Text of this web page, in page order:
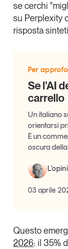
Tendenze è il
modo
consumo e
GS1 Italy
GS1 Italy
se cerchi
su Perplexity
risposta
Per
Se l’AI
carrello
Un italiano
orientarsi
È un
oscura
03 aprile
Questo
2026: il 35%